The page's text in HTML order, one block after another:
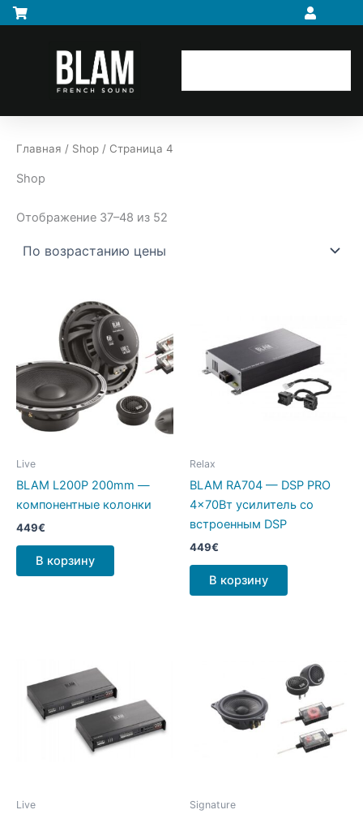
Перейти
к
содержимому
Главная / Shop / Страница 4
Shop
Отображение 37–48 из 52
возрастанию
Live
BLAM L200P 200mm —
компонентные колонки
449€
В корзину
Relax
BLAM RA704 — DSP PRO
4×70Вт усилитель со
встроенным DSP
449€
В корзину
Live Signature